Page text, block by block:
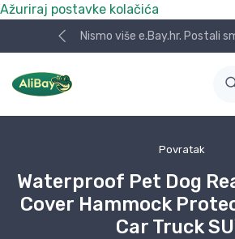
Ažuriraj postavke kolačića
Nismo više e.Bay.hr. Postali
Povratak
Waterproof Pet Dog
Cover Hammock
Car Truck